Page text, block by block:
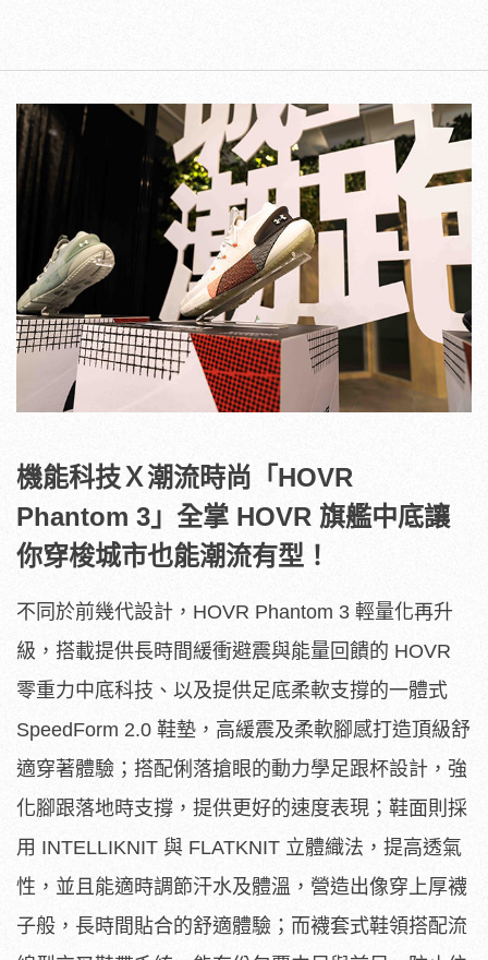
機能科技Ｘ潮流時尚「HOVR
Phantom 3」全掌 HOVR 旗艦中底讓
你穿梭城市也能潮流有型！
不同於前幾代設計，HOVR Phantom 3 輕量化再升
級，搭載提供長時間緩衝避震與能量回饋的 HOVR
零重力中底科技、以及提供足底柔軟支撐的一體式
SpeedForm 2.0 鞋墊，高緩震及柔軟腳感打造頂級舒
適穿著體驗；搭配俐落搶眼的動力學足跟杯設計，強
化腳跟落地時支撐，提供更好的速度表現；鞋面則採
用 INTELLIKNIT 與 FLATKNIT 立體織法，提高透氣
性，並且能適時調節汗水及體溫，營造出像穿上厚襪
子般，長時間貼合的舒適體驗；而襪套式鞋領搭配流